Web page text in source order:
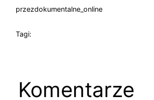
przezdokumentalne_online
Tagi:
Komentarze